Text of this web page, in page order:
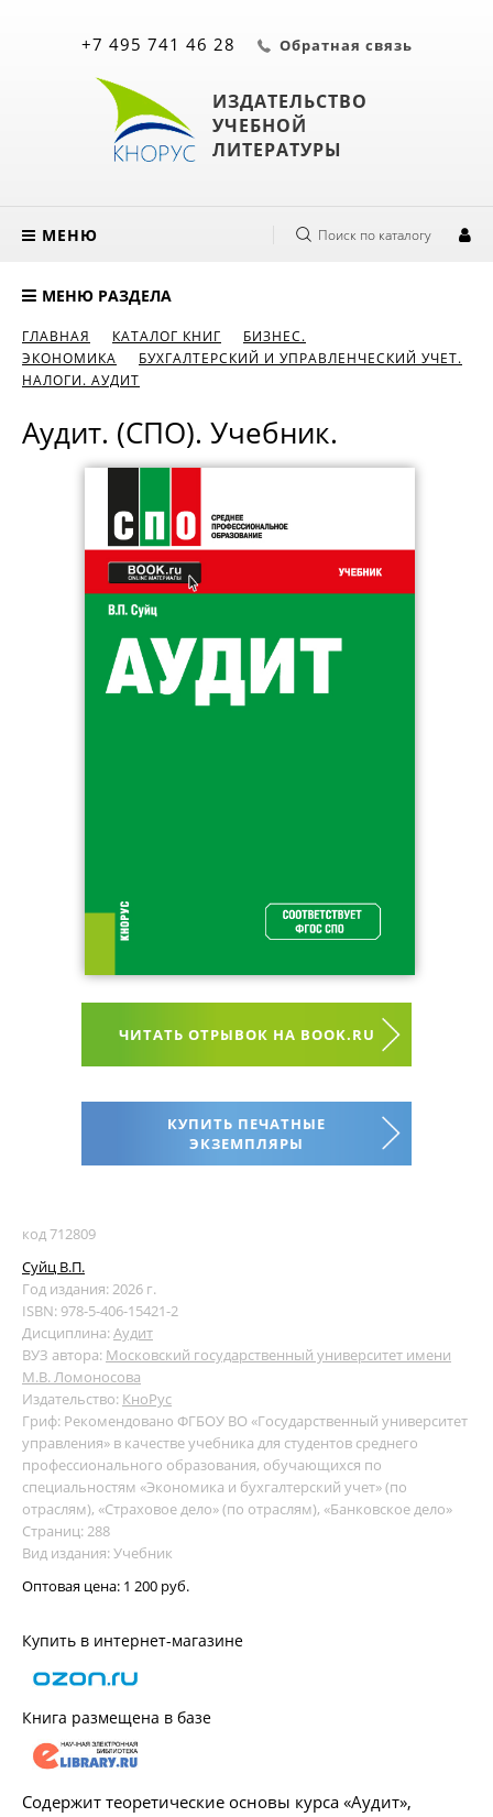
ИЗДАТЕЛЬСТВО
УЧЕБНОЙ
ЛИТЕРАТУРЫ
+7 495 741 46 28 Обратная связь
МЕНЮ Поиск по каталогу
МЕНЮ РАЗДЕЛА
ГЛАВНАЯ КАТАЛОГ КНИГ
БИЗНЕС.
ЭКОНОМИКА
БУХГАЛТЕРСКИЙ И УПРАВЛЕНЧЕСКИЙ УЧЕТ.
НАЛОГИ. АУДИТ
Аудит. (СПО). Учебник.
ЧИТАТЬ ОТРЫВОК НА BOOK.RU
КУПИТЬ ПЕЧАТНЫЕ
ЭКЗЕМПЛЯРЫ
код 712809
Суйц В.П.
Год издания: 2026 г.
ISBN: 978-5-406-15421-2
Дисциплина:Аудит
ВУЗ автора: Московский государственный университет имени
М.В. Ломоносова
Издательство: КноРус
Гриф: Рекомендовано ФГБОУ ВО «Государственный университет
управления» в качестве учебника для студентов среднего
профессионального образования, обучающихся по
специальностям «Экономика и бухгалтерский учет» (по
отраслям), «Страховое дело» (по отраслям), «Банковское дело»
Страниц: 288
Вид издания: Учебник
Оптовая цена: 1 200 руб.
Купить в интернет-магазине
Книга размещена в базе
Содержит теоретические основы курса «Аудит»,